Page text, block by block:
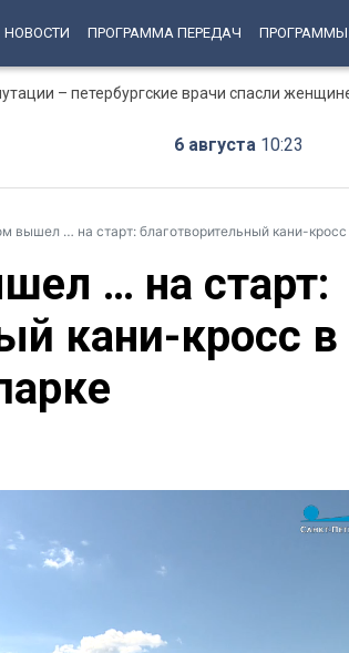
НОВОСТИ ПРОГРАММА ПЕРЕДАЧ ПРОГРАММЫ
– петербургские врачи спасли
6 августа 10:23
вышел … на старт: благотворительный кани-кросс в
… на старт:
кани-кросс в